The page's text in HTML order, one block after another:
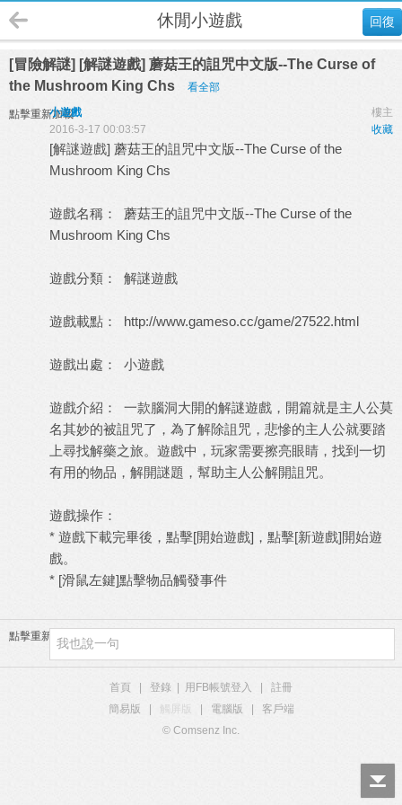
回復
休閒小遊戲
[冒險解謎] [解謎遊戲] 蘑菇王的詛咒中文版--The Curse of
the Mushroom King Chs
看全部
點擊重新加載 樓主
小遊戲
收藏
2016-3-17 00:03:57
[解謎遊戲] 蘑菇王的詛咒中文版--The Curse of the
Mushroom King Chs
遊戲名稱： 蘑菇王的詛咒中文版--The Curse of the
Mushroom King Chs
遊戲分類： 解謎遊戲
遊戲載點： http://www.gameso.cc/game/27522.html
遊戲出處： 小遊戲
遊戲介紹： 一款腦洞大開的解謎遊戲，開篇就是主人公莫
名其妙的被詛咒了，為了解除詛咒，悲慘的主人公就要踏
上尋找解藥之旅。遊戲中，玩家需要擦亮眼睛，找到一切
有用的物品，解開謎題，幫助主人公解開詛咒。
遊戲操作：
* 遊戲下載完畢後，點擊[開始遊戲]，點擊[新遊戲]開始遊
戲。
* [滑鼠左鍵]點擊物品觸發事件
點擊重新加載
首頁 登錄 用FB帳號登入
註冊
簡易版
觸屏版 電腦版
客戶端
© Comsenz Inc.